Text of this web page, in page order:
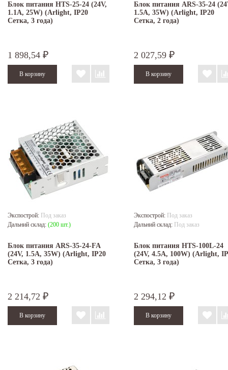
Блок питания HTS-25-24 (24V,
1.1A, 25W) (Arlight, IP20
Сетка, 3 года)
1 898,54 ₽
Блок питания ARS-35-24
1.5A, 35W) (Arlight, IP20
Сетка, 2 года)
2 027,59 ₽
Экспострой: Под заказ
Дальний склад: (200 шт.)
Блок питания ARS-35-24-FA
(24V, 1.5A, 35W) (Arlight, IP20
Сетка, 3 года)
2 214,72 ₽
Экспострой: Под заказ
Дальний склад: Под заказ
Блок питания HTS-100L-24
(24V, 4.5A, 100W) (Arlight,
Сетка, 3 года)
2 294,12 ₽